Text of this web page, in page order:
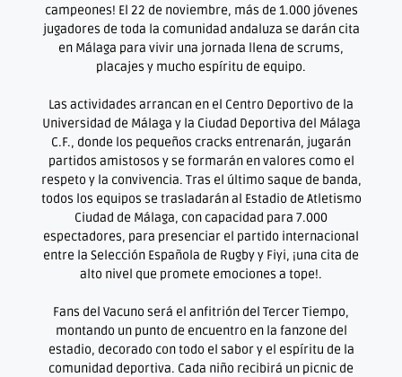
campeones! El 22 de noviembre, más de 1.000 jóvenes
jugadores de toda la comunidad andaluza se darán cita
en Málaga para vivir una jornada llena de scrums,
placajes y mucho espíritu de equipo.
Las actividades arrancan en el Centro Deportivo de la
Universidad de Málaga y la Ciudad Deportiva del Málaga
C.F., donde los pequeños cracks entrenarán, jugarán
partidos amistosos y se formarán en valores como el
respeto y la convivencia. Tras el último saque de banda,
todos los equipos se trasladarán al Estadio de Atletismo
Ciudad de Málaga, con capacidad para 7.000
espectadores, para presenciar el partido internacional
entre la Selección Española de Rugby y Fiyi, ¡una cita de
alto nivel que promete emociones a tope!.
Fans del Vacuno será el anfitrión del Tercer Tiempo,
montando un punto de encuentro en la fanzone del
estadio, decorado con todo el sabor y el espíritu de la
comunidad deportiva. Cada niño recibirá un picnic de